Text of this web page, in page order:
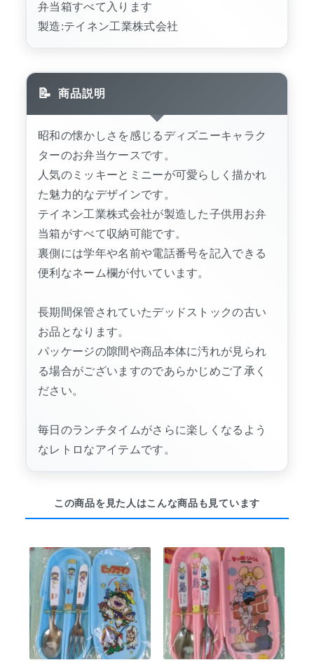
弁当箱すべて入ります
製造:テイネン工業株式会社
商品説明
昭和の懐かしさを感じるディズニーキャラク
ターのお弁当ケースです。
人気のミッキーとミニーが可愛らしく描かれ
た魅力的なデザインです。
テイネン工業株式会社が製造した子供用お弁
当箱がすべて収納可能です。
裏側には学年や名前や電話番号を記入できる
便利なネーム欄が付いています。
長期間保管されていたデッドストックの古い
お品となります。
パッケージの隙間や商品本体に汚れが見られ
る場合がございますのであらかじめご了承く
ださい。
毎日のランチタイムがさらに楽しくなるよう
なレトロなアイテムです。
この商品を見た人はこんな商品も見ています